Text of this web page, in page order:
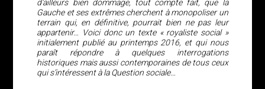
d’ailleurs bien dommage, tout compte fait, que la
Gauche et ses extrêmes cherchent à monopoliser un
terrain qui, en définitive, pourrait bien ne pas leur
appartenir… Voici donc un texte « royaliste social »
initialement publié au printemps 2016, et qui nous
paraît répondre à quelques interrogations
historiques mais aussi contemporaines de tous ceux
qui s’intéressent à la Question sociale…